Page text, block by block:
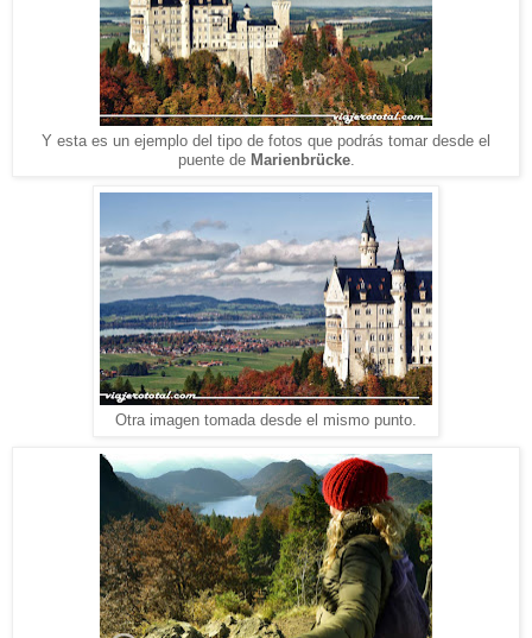
Y esta es un ejemplo del tipo de fotos que podrás tomar desde el
puente de Marienbrücke.
Otra imagen tomada desde el mismo punto.